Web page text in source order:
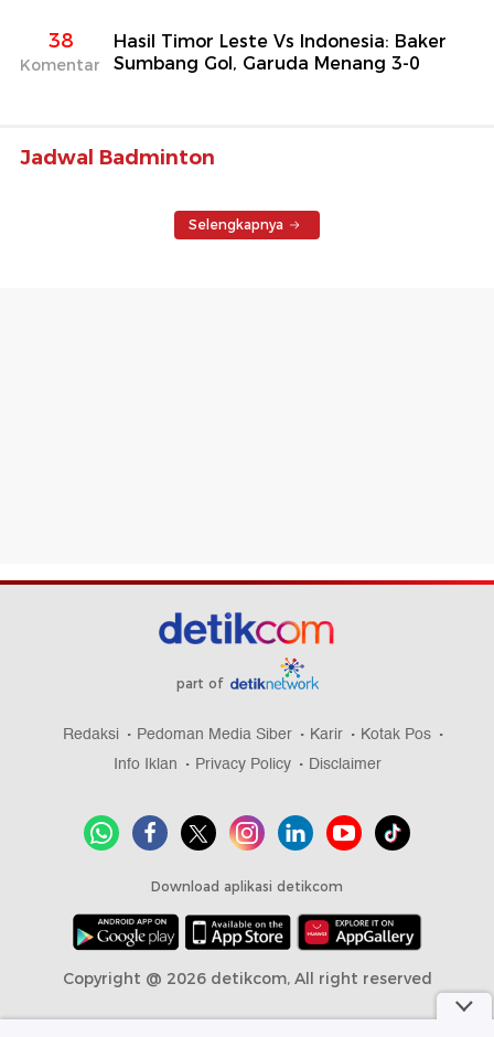
38
Komentar
Hasil Timor Leste Vs Indonesia: Baker
Sumbang Gol, Garuda Menang 3-0
Jadwal Badminton
Selengkapnya
part of
Redaksi Pedoman Media Siber Karir
Kotak Pos
Info Iklan
Privacy Policy Disclaimer
Download aplikasi detikcom
Copyright @ 2026 detikcom, All right reserved